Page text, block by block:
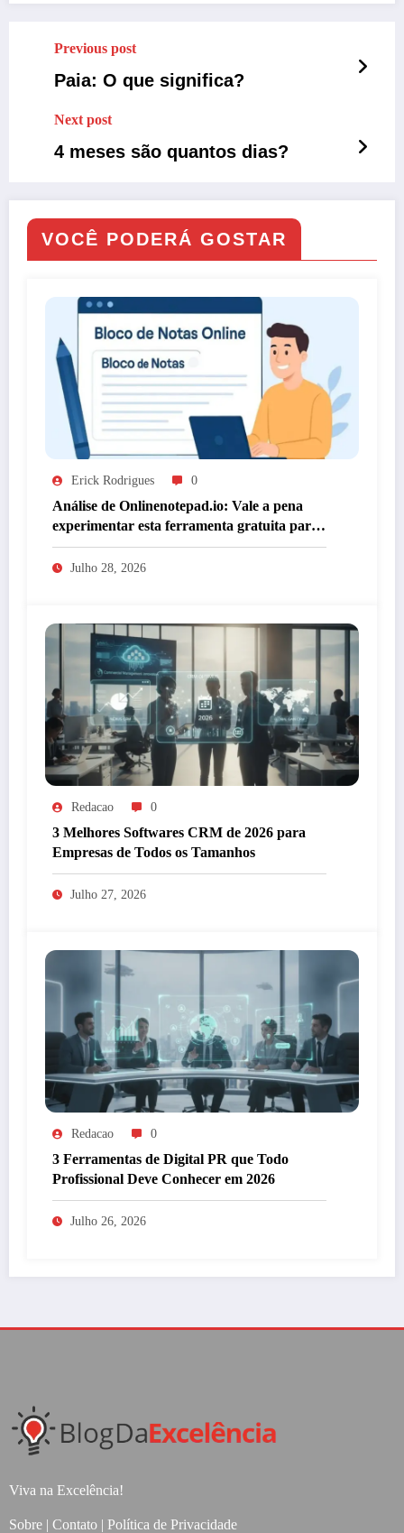
Previous post
Paia: O que significa?
Next post
4 meses são quantos dias?
VOCÊ PODERÁ GOSTAR
Erick Rodrigues 0
Análise de Onlinenotepad.io: Vale a pena
experimentar esta ferramenta gratuita para
anotações?
Julho 28, 2026
Redacao 0
3 Melhores Softwares CRM de 2026 para
Empresas de Todos os Tamanhos
Julho 27, 2026
Redacao 0
3 Ferramentas de Digital PR que Todo
Profissional Deve Conhecer em 2026
Julho 26, 2026
Viva na Excelência!
Sobre | Contato | Política de Privacidade